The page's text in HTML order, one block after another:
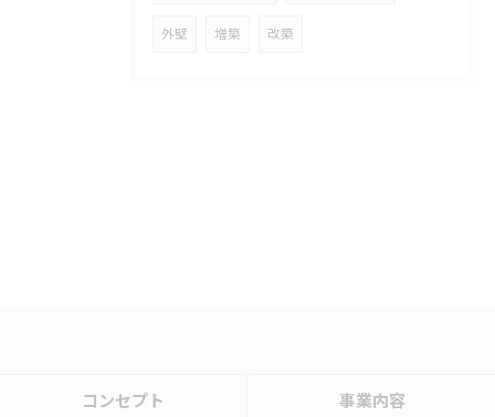
外壁 増築 改築
コンセプト 事業内容